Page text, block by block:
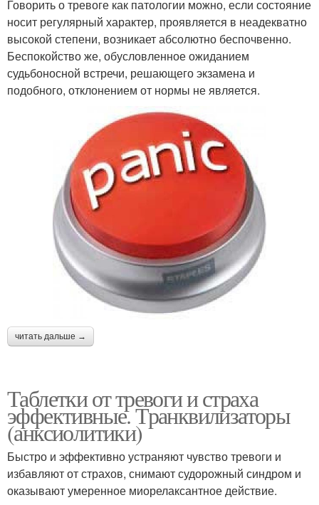
Говорить о тревоге как патологии можно, если состояние
носит регулярный характер, проявляется в неадекватно
высокой степени, возникает абсолютно беспочвенно.
Беспокойство же, обусловленное ожиданием
судьбоносной встречи, решающего экзамена и
подобного, отклонением от нормы не является.
читать дальше →
Таблетки от тревоги и страха
эффективные. Транквилизаторы
(анксиолитики)
Быстро и эффективно устраняют чувство тревоги и
избавляют от страхов, снимают судорожный синдром и
оказывают умеренное миорелаксантное действие.